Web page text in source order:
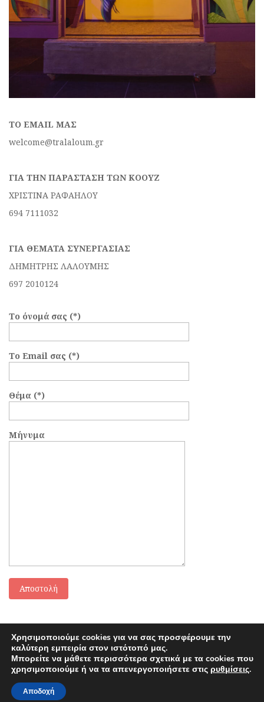
ΤΟ EMAIL ΜΑΣ
welcome@tralaloum.gr
ΓΙΑ ΤΗΝ ΠΑΡΑΣΤΑΣΗ ΤΩΝ ΚΟΟΥΖ
ΧΡΙΣΤΙΝΑ ΡΑΦΑΗΛΟΥ
694 7111032
ΓΙΑ ΘΕΜΑΤΑ ΣΥΝΕΡΓΑΣΙΑΣ
ΔΗΜΗΤΡΗΣ ΛΑΛΟΥΜΗΣ
697 2010124
Το όνομά σας (*)
Το Email σας (*)
Θέμα (*)
Μήνυμα
Χρησιμοποιούμε cookies για να σας προσφέρουμε την
καλύτερη εμπειρία στον ιστότοπό μας.
Μπορείτε να μάθετε περισσότερα σχετικά με τα cookies που
χρησιμοποιούμε ή να τα απενεργοποιήσετε στις ρυθμίσεις.
Αποδοχή